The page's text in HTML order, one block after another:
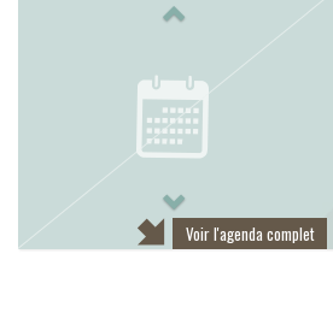
Voir l'agenda complet